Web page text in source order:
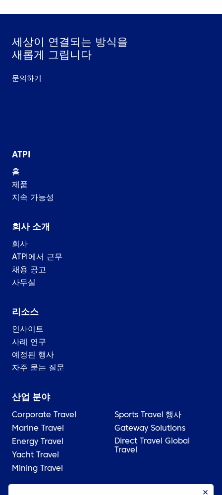
세상이 연결되는 방식을
새롭게 그립니다
문의하기
ATPI
홈
제품
지속 가능성
회사 소개
회사
ATPI에서 근무
채용 공고
사무실
리소스
인사이트
사례 연구
예정된 행사
자주 묻는 질문
산업 분야
Corporate Travel
Marine Travel
Energy Travel
Yacht Travel
Mining Travel
Sports Travel 행사
Gateway Solutions
Direct Travel Global
Travel